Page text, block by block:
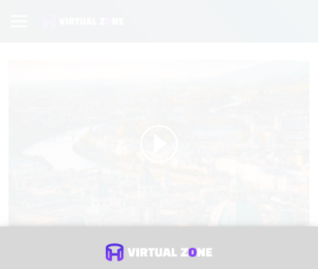
Reisen Sie nach Wien in Österreich